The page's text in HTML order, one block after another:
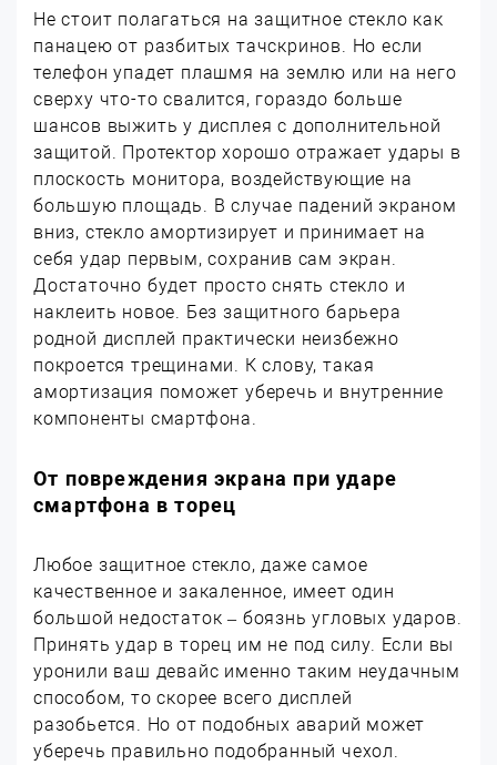
Не стоит полагаться на защитное стекло как
панацею от разбитых тачскринов. Но если
телефон упадет плашмя на землю или на него
сверху что-то свалится, гораздо больше
шансов выжить у дисплея с дополнительной
защитой. Протектор хорошо отражает удары в
плоскость монитора, воздействующие на
большую площадь. В случае падений экраном
вниз, стекло амортизирует и принимает на
себя удар первым, сохранив сам экран.
Достаточно будет просто снять стекло и
наклеить новое. Без защитного барьера
родной дисплей практически неизбежно
покроется трещинами. К слову, такая
амортизация поможет уберечь и внутренние
компоненты смартфона.
От повреждения экрана при ударе
смартфона в торец
Любое защитное стекло, даже самое
качественное и закаленное, имеет один
большой недостаток – боязнь угловых ударов.
Принять удар в торец им не под силу. Если вы
уронили ваш девайс именно таким неудачным
способом, то скорее всего дисплей
разобьется. Но от подобных аварий может
уберечь правильно подобранный чехол.